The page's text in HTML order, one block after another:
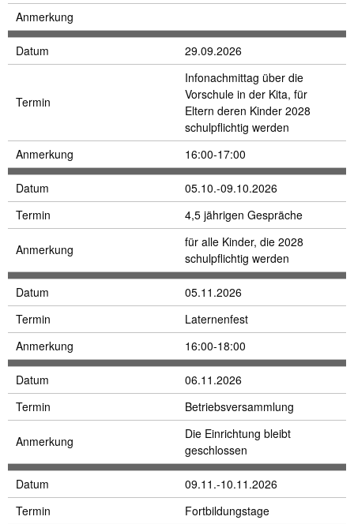
Anmerkung
Datum 29.09.2026
Termin
Infonachmittag über die
Vorschule in der Kita, für
Eltern deren Kinder 2028
schulpflichtig werden
Anmerkung
16:00-17:00
Datum
05.10.-09.10.2026
Termin
4,5 jährigen Gespräche
Anmerkung
für alle Kinder, die 2028
schulpflichtig werden
Datum
05.11.2026
Termin
Laternenfest
Anmerkung
16:00-18:00
Datum
06.11.2026
Termin
Betriebsversammlung
Anmerkung
Die Einrichtung bleibt
geschlossen
Datum
09.11.-10.11.2026
Termin
Fortbildungstage